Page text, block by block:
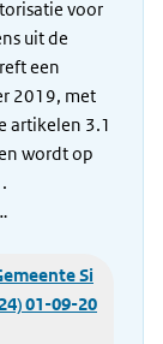
voor
uit de
een
2019, met
artikelen 3.1
wordt op
Si
01-09-20